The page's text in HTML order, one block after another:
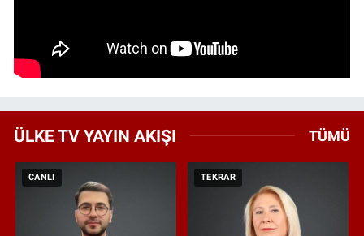
ÜLKE TV YAYIN AKIŞI TÜMÜ
CANLI TEKRAR